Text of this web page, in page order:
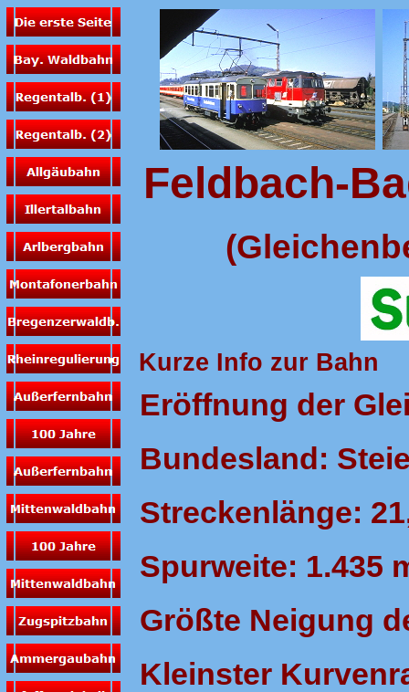
Feldbach-
Kurze Info zur Bahn
Eröffnung der
Bundesland:
Streckenlänge:
Spurweite: 1.435
Größte Neigung
Kleinster